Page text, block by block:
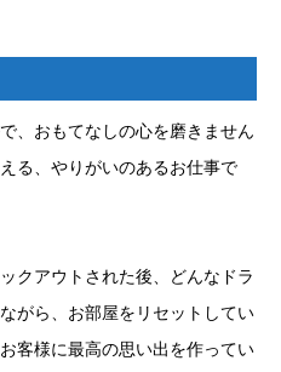
、おもてなしの心を磨きません
る、やりがいのあるお仕事で
クアウトされた後、どんなドラ
がら、お部屋をリセットしてい
客様に最高の思い出を作ってい